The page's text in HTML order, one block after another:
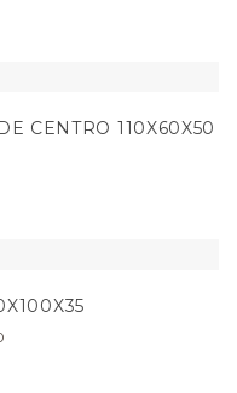
CENTRO 110X60X50